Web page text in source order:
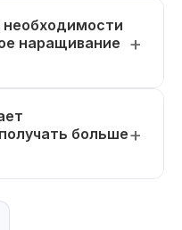
необходимости
наращивание
больше